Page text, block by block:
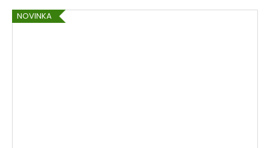
NOVINKA